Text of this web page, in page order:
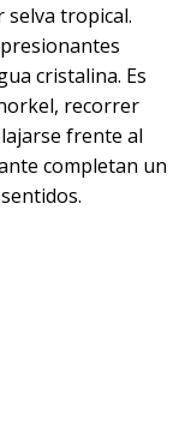
selva tropical.
cristalina. Es
recorrer
frente al
completan un